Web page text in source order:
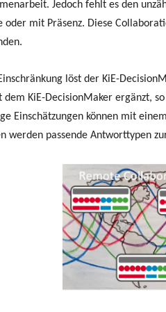
Jedoch fehlt es den
oder mit Präsenz. Diese
löst der KiE-
KiE-DecisionMaker ergänzt,
Einschätzungen können mit
werden passende Antworttypen